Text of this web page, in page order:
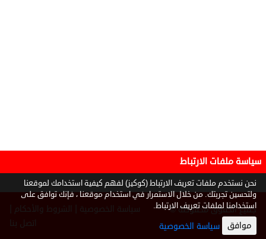
جميع الحقوق محفوظة ©
2026
سياسة الخصوصية الشروط والأحكام
اتصل بنا
سياسة ملفات الارتباط
نحن نستخدم ملفات تعريف الارتباط (كوكيز) لفهم كيفية استخدامك لموقعنا
ولتحسين تجربتك. من خلال الاستمرار في استخدام موقعنا ، فإنك توافق على
استخدامنا لملفات تعريف الارتباط.
موافق سياسة الخصوصية